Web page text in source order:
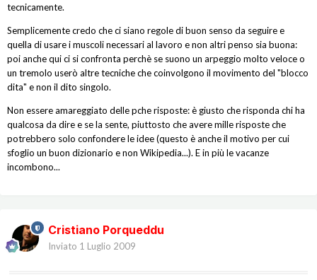
tecnicamente.
Semplicemente credo che ci siano regole di buon senso da seguire e
quella di usare i muscoli necessari al lavoro e non altri penso sia buona:
poi anche qui ci si confronta perchè se suono un arpeggio molto veloce o
un tremolo userò altre tecniche che coinvolgono il movimento del "blocco
dita" e non il dito singolo.
Non essere amareggiato delle pche risposte: è giusto che risponda chi ha
qualcosa da dire e se la sente, piuttosto che avere mille risposte che
potrebbero solo confondere le idee (questo è anche il motivo per cui
sfoglio un buon dizionario e non Wikipedia...). E in più le vacanze
incombono...
Cristiano Porqueddu
Inviato 1 Luglio 2009